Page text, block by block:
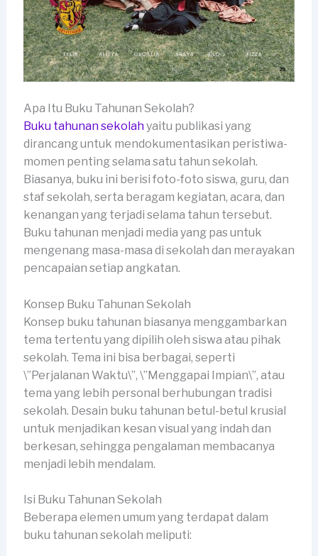
Apa Itu Buku Tahunan Sekolah?
Buku tahunan sekolahyaitu publikasi yang
dirancang untuk mendokumentasikan peristiwa-
momen penting selama satu tahun sekolah.
Biasanya, buku ini berisi foto-foto siswa, guru, dan
staf sekolah, serta beragam kegiatan, acara, dan
kenangan yang terjadi selama tahun tersebut.
Buku tahunan menjadi media yang pas untuk
mengenang masa-masa di sekolah dan merayakan
pencapaian setiap angkatan.
Konsep Buku Tahunan Sekolah
Konsep buku tahunan biasanya menggambarkan
tema tertentu yang dipilih oleh siswa atau pihak
sekolah. Tema ini bisa berbagai, seperti
\”Perjalanan Waktu\”, \”Menggapai Impian\”, atau
tema yang lebih personal berhubungan tradisi
sekolah. Desain buku tahunan betul-betul krusial
untuk menjadikan kesan visual yang indah dan
berkesan, sehingga pengalaman membacanya
menjadi lebih mendalam.
Isi Buku Tahunan Sekolah
Beberapa elemen umum yang terdapat dalam
buku tahunan sekolah meliputi: